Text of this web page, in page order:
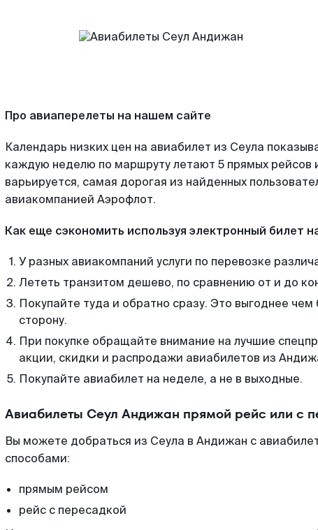
Про авиаперелеты на нашем сайте
Календарь низких цен на авиабилет из Сеула
каждую неделю по маршруту летают 5 прямых рейсов
варьируется, самая дорогая из найденных
авиакомпанией Аэрофлот.
Как еще сэкономить используя электронный билет
У разных авиакомпаний услуги по перевозке
Лететь транзитом дешево, по сравнению от и до
Покупайте туда и обратно сразу. Это выгоднее
сторону.
При покупке обращайте внимание на лучшие
акции, скидки и распродажи авиабилетов из
Покупайте авиабилет на неделе, а не в выходные.
Авиабилеты Сеул Андижан прямой рейс или с
Вы можете добраться из Сеула в Андижан с
способами:
прямым рейсом
рейс с пересадкой